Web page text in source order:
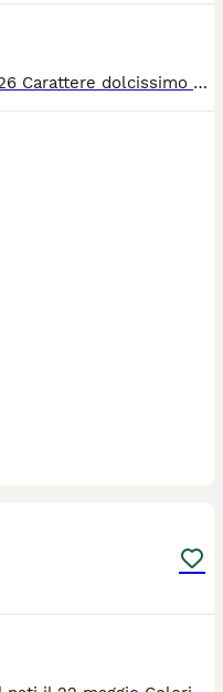
Cuccioli ragdoll maschi nati il 6 marzo 2026 Carattere dolcissimo e molto affettuosi ed abituati con altri animali,questa razza di gatto è adatta alla pet teraphy i cuccioli sono svezzati e abituati alla lettiera genitori visibili di nostra proprietà Per ulteriori informazioni scrivere su whatsapp numero 3489802110